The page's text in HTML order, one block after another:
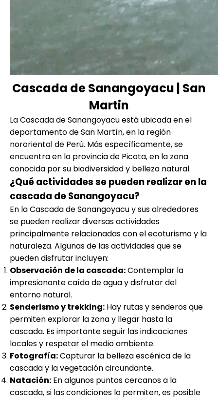
Cascada de Sanangoyacu | San
Martin
La Cascada de Sanangoyacu está ubicada en el
departamento de San Martín, en la región
nororiental de Perú. Más específicamente, se
encuentra en la provincia de Picota, en la zona
conocida por su biodiversidad y belleza natural.
¿Qué actividades se pueden realizar en la
cascada de Sanangoyacu?
En la Cascada de Sanangoyacu y sus alrededores
se pueden realizar diversas actividades
principalmente relacionadas con el ecoturismo y la
naturaleza. Algunas de las actividades que se
pueden disfrutar incluyen:
Observación de la cascada:Contemplar la
impresionante caída de agua y disfrutar del
entorno natural.
Senderismo y trekking: Hay rutas y senderos que
permiten explorar la zona y llegar hasta la
cascada. Es importante seguir las indicaciones
locales y respetar el medio ambiente.
Fotografía:Capturar la belleza escénica de la
cascada y la vegetación circundante.
Natación: En algunos puntos cercanos a la
cascada, si las condiciones lo permiten, es posible